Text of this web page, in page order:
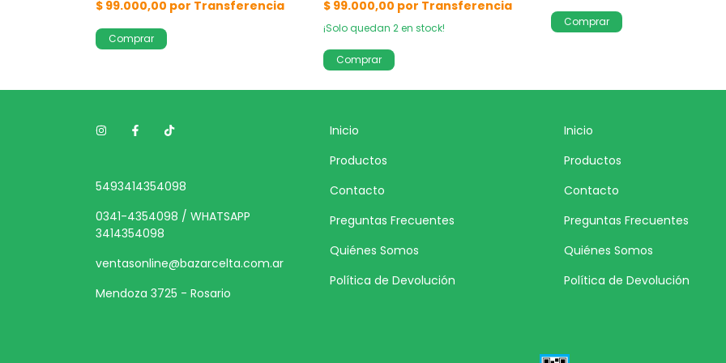
¡Solo quedan 2en stock!
5493414354098
0341-4354098 / WHATSAPP
3414354098
ventasonline@bazarcelta.com.ar
Mendoza 3725 - Rosario
Inicio
Productos
Contacto
Preguntas Frecuentes
Quiénes Somos
Política de Devolución
Inicio
Productos
Contacto
Preguntas Frecuentes
Quiénes Somos
Política de Devolución